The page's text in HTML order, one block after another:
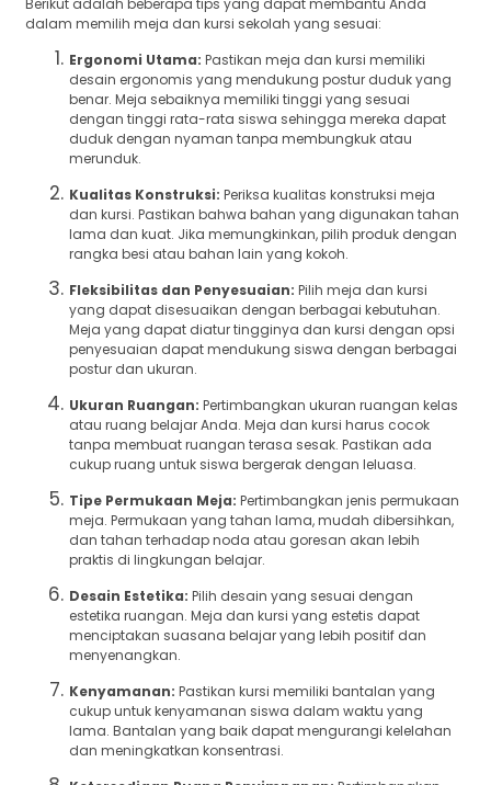
dalam memilih meja dan kursi sekolah yang sesuai:
Ergonomi Utama: Pastikan meja dan kursi memiliki
desain ergonomis yang mendukung postur duduk yang
benar. Meja sebaiknya memiliki tinggi yang sesuai
dengan tinggi rata-rata siswa sehingga mereka dapat
duduk dengan nyaman tanpa membungkuk atau
merunduk.
Kualitas Konstruksi: Periksa kualitas konstruksi meja
dan kursi. Pastikan bahwa bahan yang digunakan tahan
lama dan kuat. Jika memungkinkan, pilih produk dengan
rangka besi atau bahan lain yang kokoh.
Fleksibilitas dan Penyesuaian: Pilih meja dan kursi
yang dapat disesuaikan dengan berbagai kebutuhan.
Meja yang dapat diatur tingginya dan kursi dengan opsi
penyesuaian dapat mendukung siswa dengan berbagai
postur dan ukuran.
Ukuran Ruangan: Pertimbangkan ukuran ruangan kelas
atau ruang belajar Anda. Meja dan kursi harus cocok
tanpa membuat ruangan terasa sesak. Pastikan ada
cukup ruang untuk siswa bergerak dengan leluasa.
Tipe Permukaan Meja: Pertimbangkan jenis permukaan
meja. Permukaan yang tahan lama, mudah dibersihkan,
dan tahan terhadap noda atau goresan akan lebih
praktis di lingkungan belajar.
Desain Estetika: Pilih desain yang sesuai dengan
estetika ruangan. Meja dan kursi yang estetis dapat
menciptakan suasana belajar yang lebih positif dan
menyenangkan.
Kenyamanan: Pastikan kursi memiliki bantalan yang
cukup untuk kenyamanan siswa dalam waktu yang
lama. Bantalan yang baik dapat mengurangi kelelahan
dan meningkatkan konsentrasi.